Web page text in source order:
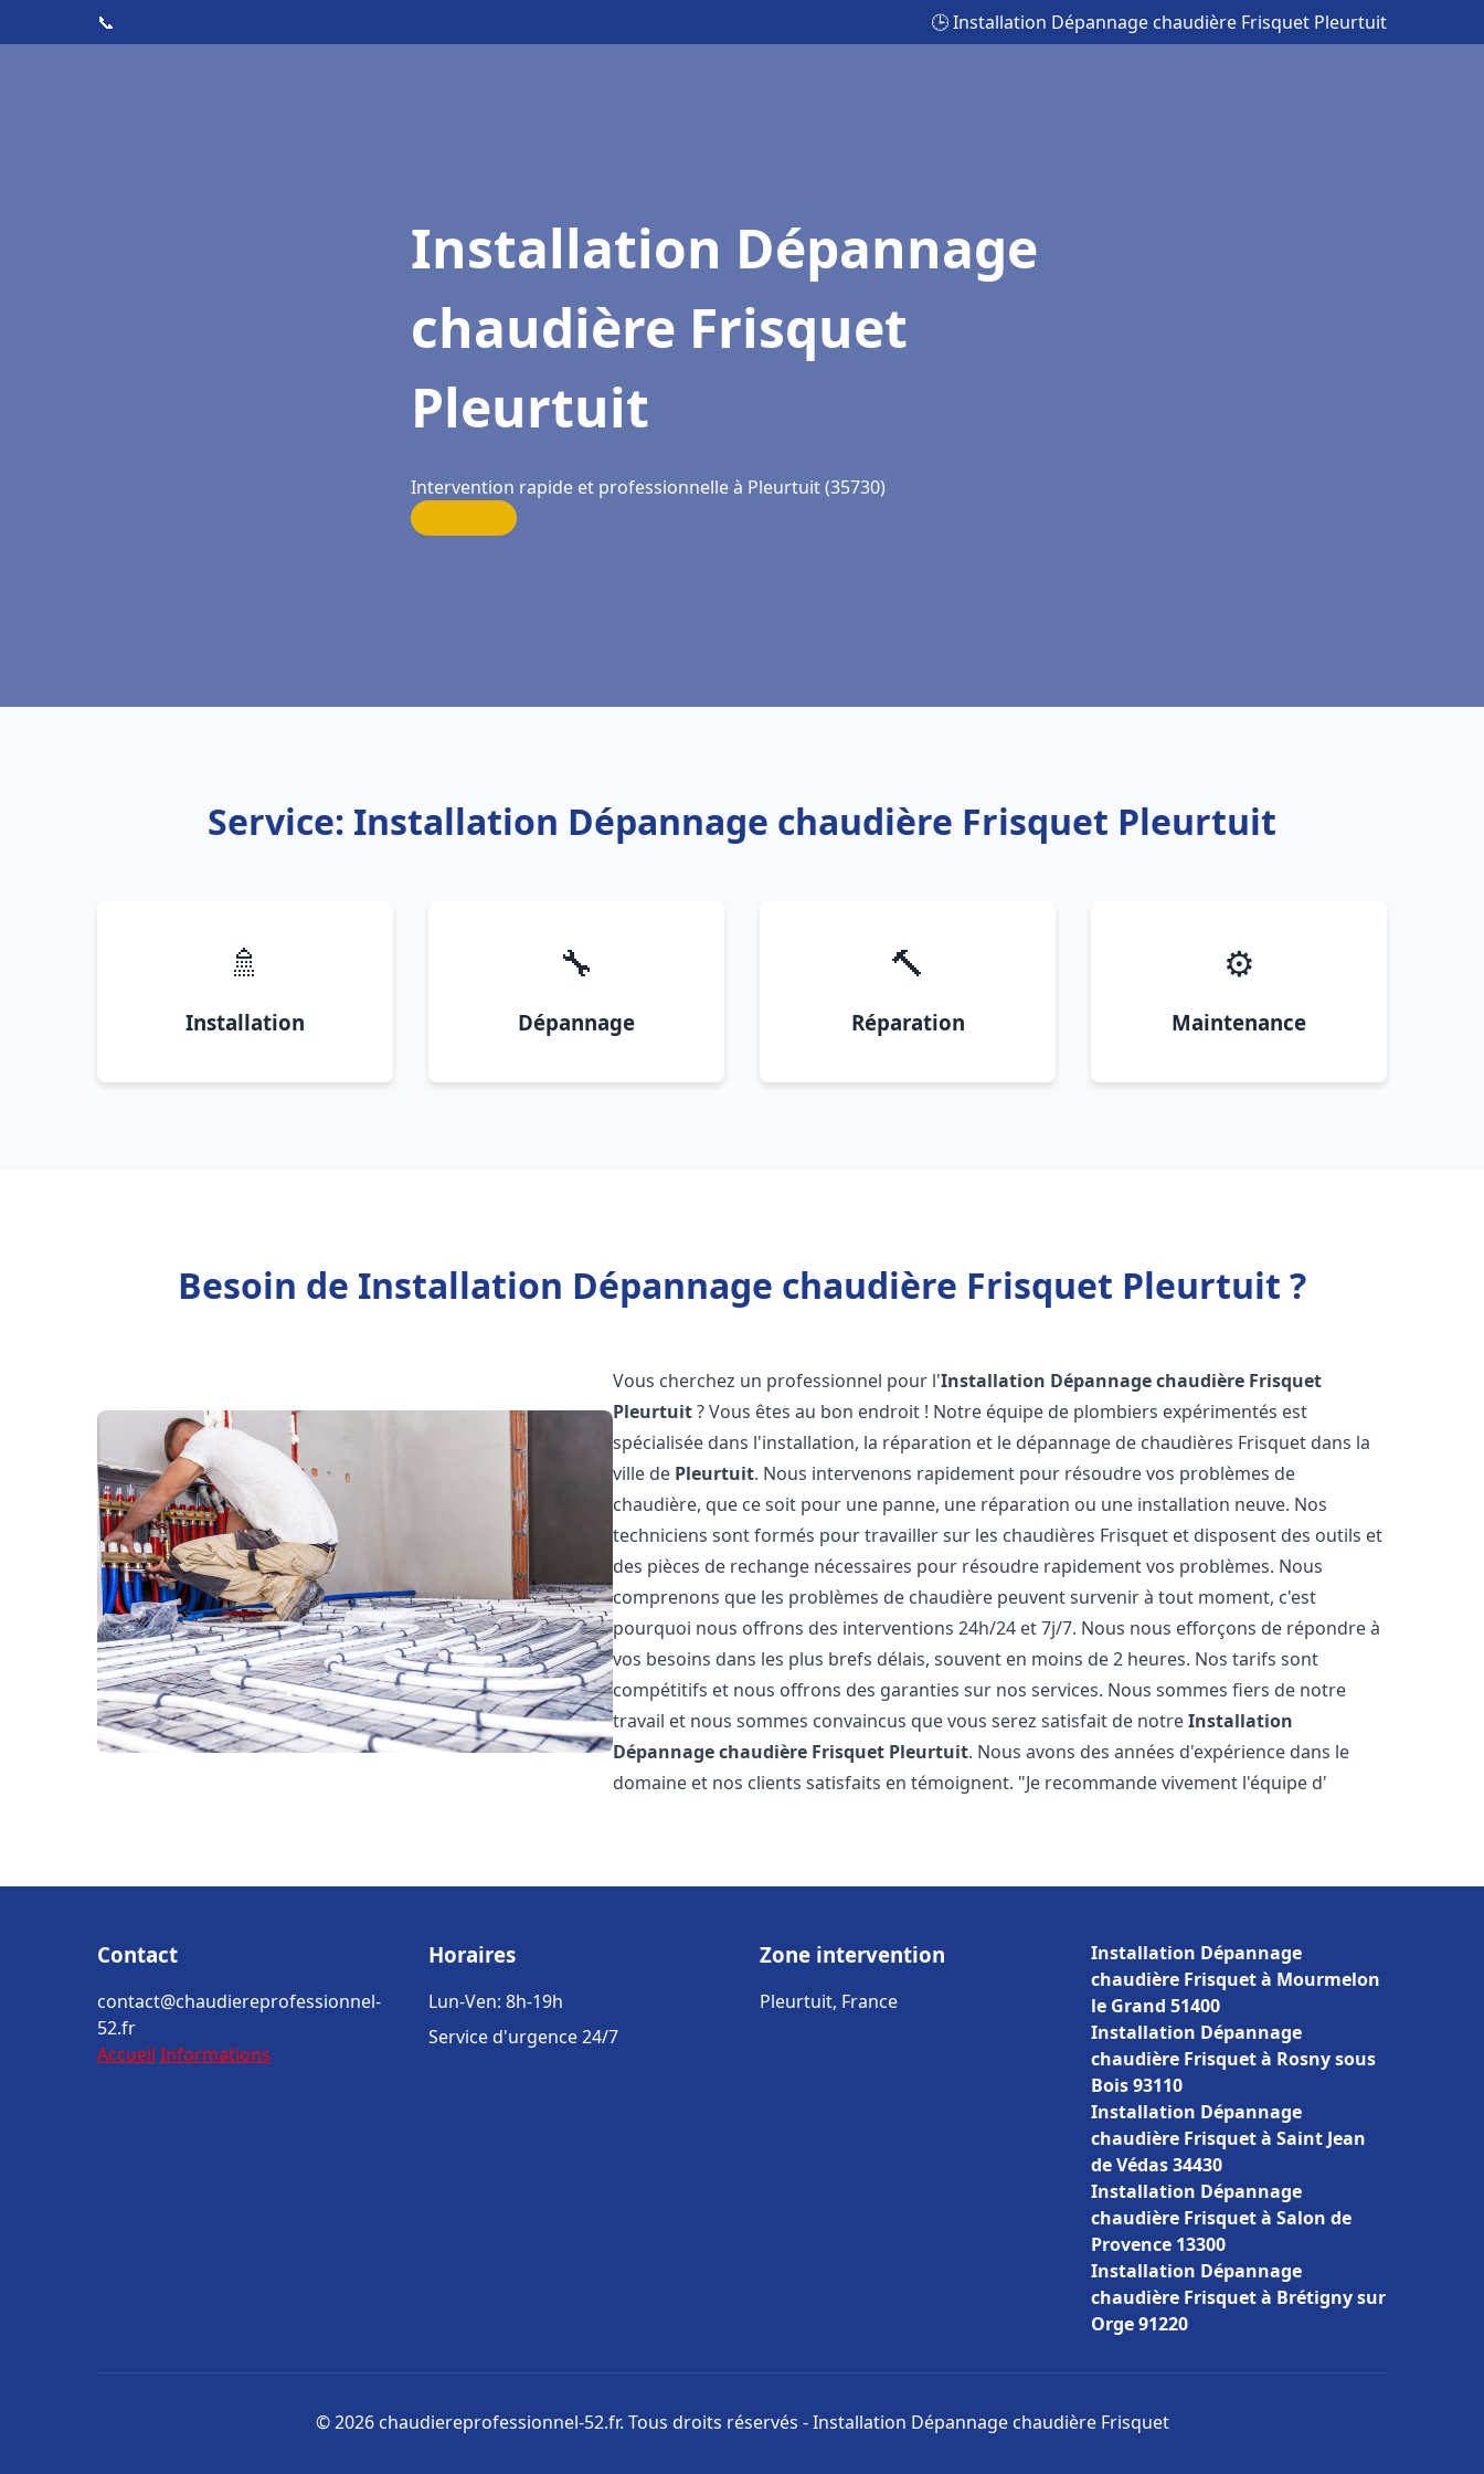
📞 🕒 Installation Dépannage chaudière Frisquet Pleurtuit
Installation Dépannage
chaudière Frisquet
Pleurtuit
Intervention rapide et professionnelle à Pleurtuit (35730)
Service: Installation Dépannage chaudière Frisquet Pleurtuit
🚿
Installation
🔧
Dépannage
🔨
Réparation
⚙️
Maintenance
Besoin de Installation Dépannage chaudière Frisquet Pleurtuit ?
Vous cherchez un professionnel pour l'Installation Dépannage chaudière Frisquet
Pleurtuit? Vous êtes au bon endroit ! Notre équipe de plombiers expérimentés est
spécialisée dans l'installation, la réparation et le dépannage de chaudières Frisquet dans la
ville de Pleurtuit. Nous intervenons rapidement pour résoudre vos problèmes de
chaudière, que ce soit pour une panne, une réparation ou une installation neuve. Nos
techniciens sont formés pour travailler sur les chaudières Frisquet et disposent des outils et
des pièces de rechange nécessaires pour résoudre rapidement vos problèmes. Nous
comprenons que les problèmes de chaudière peuvent survenir à tout moment, c'est
pourquoi nous offrons des interventions 24h/24 et 7j/7. Nous nous efforçons de répondre à
vos besoins dans les plus brefs délais, souvent en moins de 2 heures. Nos tarifs sont
compétitifs et nous offrons des garanties sur nos services. Nous sommes fiers de notre
travail et nous sommes convaincus que vous serez satisfait de notreInstallation
Dépannage chaudière Frisquet Pleurtuit. Nous avons des années d'expérience dans le
domaine et nos clients satisfaits en témoignent. "Je recommande vivement l'équipe d'
Contact
contact@chaudiereprofessionnel-
52.fr
Accueil Informations
Horaires
Lun-Ven: 8h-19h
Service d'urgence 24/7
Zone intervention
Pleurtuit, France
Installation Dépannage
chaudière Frisquet à Mourmelon
le Grand 51400
Installation Dépannage
chaudière Frisquet à Rosny sous
Bois 93110
Installation Dépannage
chaudière Frisquet à Saint Jean
de Védas 34430
Installation Dépannage
chaudière Frisquet à Salon de
Provence 13300
Installation Dépannage
chaudière Frisquet à Brétigny sur
Orge 91220
© 2026 chaudiereprofessionnel-52.fr. Tous droits réservés - Installation Dépannage chaudière Frisquet